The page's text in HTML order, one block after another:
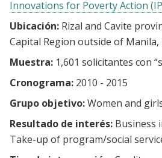
Innovations for Poverty Action
Ubicación: Rizal and Cavite
Capital Region outside of
Muestra: 1,601 solicitantes con
Cronograma: 2010 - 2015
Grupo objetivo:Women and
Resultado de interés: Business
Take-up of program/social